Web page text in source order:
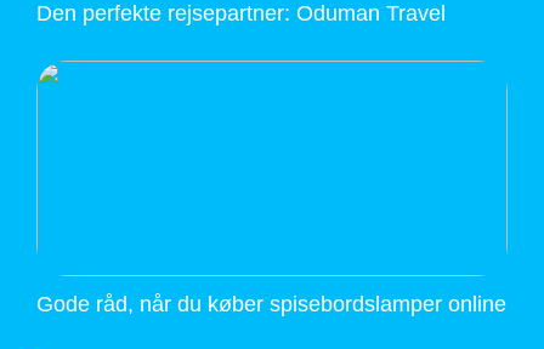
Den perfekte rejsepartner: Oduman Travel
Gode råd, når du køber spisebordslamper online